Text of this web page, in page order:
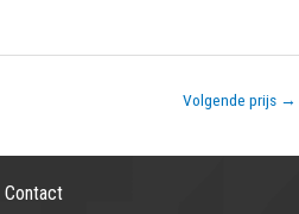
Volgende prijs →
Contact